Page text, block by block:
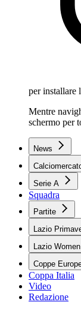
per installare
Mentre
schermo per
News
Serie A
Squadra
Partite
Lazio
Lazio Women
Coppe
Coppa Italia
Video
Redazione